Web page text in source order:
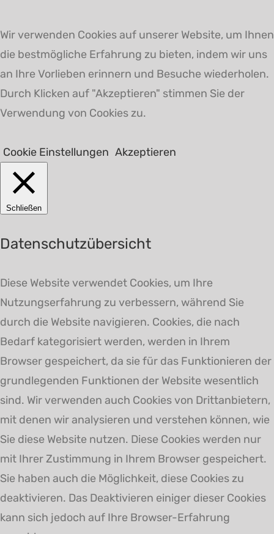
Wir verwenden Cookies auf unserer Website, um Ihnen
die bestmögliche Erfahrung zu bieten, indem wir uns
an Ihre Vorlieben erinnern und Besuche wiederholen.
Durch Klicken auf "Akzeptieren" stimmen Sie der
Verwendung von Cookies zu.
Cookie Einstellungen Akzeptieren
Schließen
Datenschutzübersicht
Diese Website verwendet Cookies, um Ihre
Nutzungserfahrung zu verbessern, während Sie
durch die Website navigieren. Cookies, die nach
Bedarf kategorisiert werden, werden in Ihrem
Browser gespeichert, da sie für das Funktionieren der
grundlegenden Funktionen der Website wesentlich
sind. Wir verwenden auch Cookies von Drittanbietern,
mit denen wir analysieren und verstehen können, wie
Sie diese Website nutzen. Diese Cookies werden nur
mit Ihrer Zustimmung in Ihrem Browser gespeichert.
Sie haben auch die Möglichkeit, diese Cookies zu
deaktivieren. Das Deaktivieren einiger dieser Cookies
kann sich jedoch auf Ihre Browser-Erfahrung